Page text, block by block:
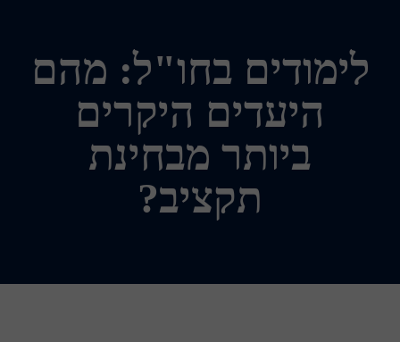
לימודים בחו"ל: מהם
היעדים היקרים
ביותר מבחינת
תקציב?